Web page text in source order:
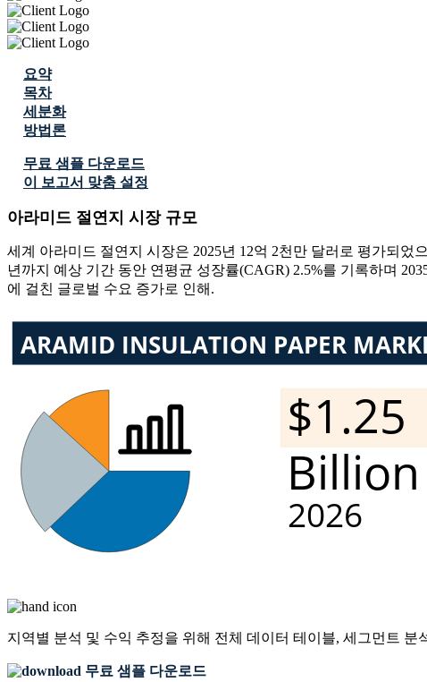
요약
목차
세분화
방법론
무료 샘플 다운로드
이 보고서 맞춤 설정
아라미드 절연지 시장 규모
세계 아라미드 절연지 시장은 2025년 12억 2천만 달러로 평가되었
년까지 예상 기간 동안 연평균 성장률(CAGR) 2.5%를 기록하며
에 걸친 글로벌 수요 증가로 인해.
지역별 분석 및 수익 추정을 위해 전체 데이터 테이블, 세그먼트 분
무료 샘플 다운로드